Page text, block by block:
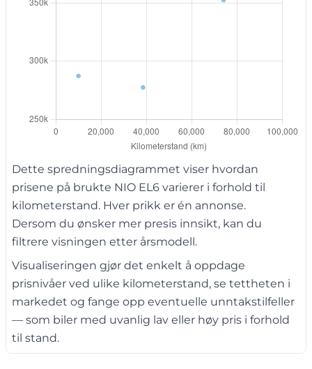
Dette spredningsdiagrammet viser hvordan
prisene på brukte NIO EL6 varierer i forhold til
kilometerstand. Hver prikk er én annonse.
Dersom du ønsker mer presis innsikt, kan du
filtrere visningen etter årsmodell.
Visualiseringen gjør det enkelt å oppdage
prisnivåer ved ulike kilometerstand, se tettheten i
markedet og fange opp eventuelle unntakstilfeller
— som biler med uvanlig lav eller høy pris i forhold
til stand.